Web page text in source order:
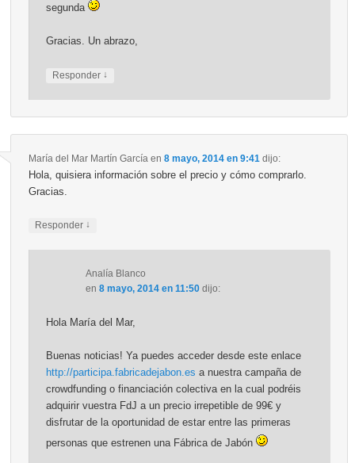
segunda
Gracias. Un abrazo,
Responder ↓
María del Mar Martín Garcíaen 8 mayo, 2014 en 9:41 dijo:
Hola, quisiera información sobre el precio y cómo comprarlo.
Gracias.
Responder ↓
Analía Blanco
en 8 mayo, 2014 en 11:50 dijo:
Hola María del Mar,
Buenas noticias! Ya puedes acceder desde este enlace
http://participa.fabricadejabon.es a nuestra campaña de
crowdfunding o financiación colectiva en la cual podréis
adquirir vuestra FdJ a un precio irrepetible de 99€ y
disfrutar de la oportunidad de estar entre las primeras
personas que estrenen una Fábrica de Jabón